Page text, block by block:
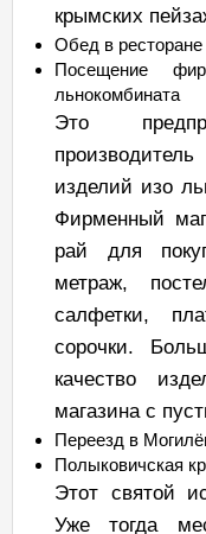
крымских
Обед в ресторане
Посещение
льнокомбината
Это
изделий изо
Фирменный
рай для
метраж,
салфетки,
сорочки.
качество
магазина с
Переезд в
Полыковичская
Этот святой
Уже тогда